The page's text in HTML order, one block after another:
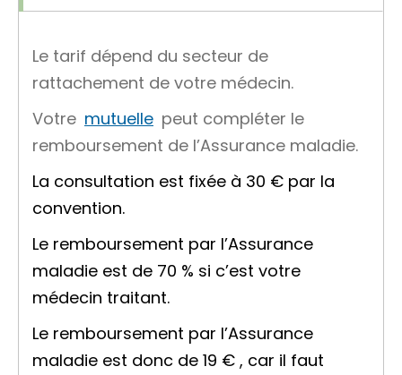
Le tarif dépend du secteur de
rattachement de votre médecin.
Votre mutuelle peut compléter le
remboursement de l’Assurance maladie.
La consultation est fixée à 30 € par la
convention.
Le remboursement par l’Assurance
maladie est de 70 % si c’est votre
médecin traitant.
Le remboursement par l’Assurance
maladie est donc de 19 € , car il faut